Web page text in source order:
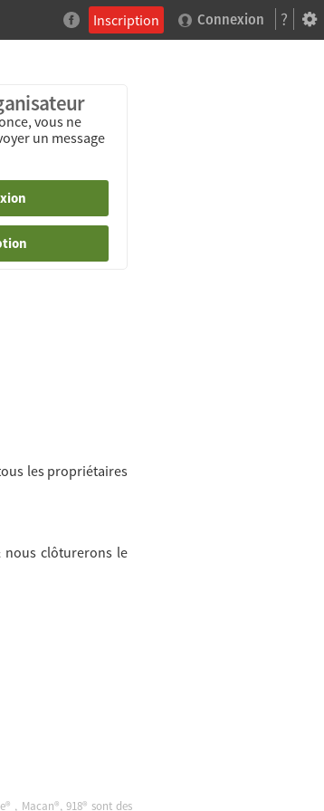
?
Inscription Connexion
vous ne
un message
les propriétaires
nous clôturerons le
, Macan®, 918® sont des